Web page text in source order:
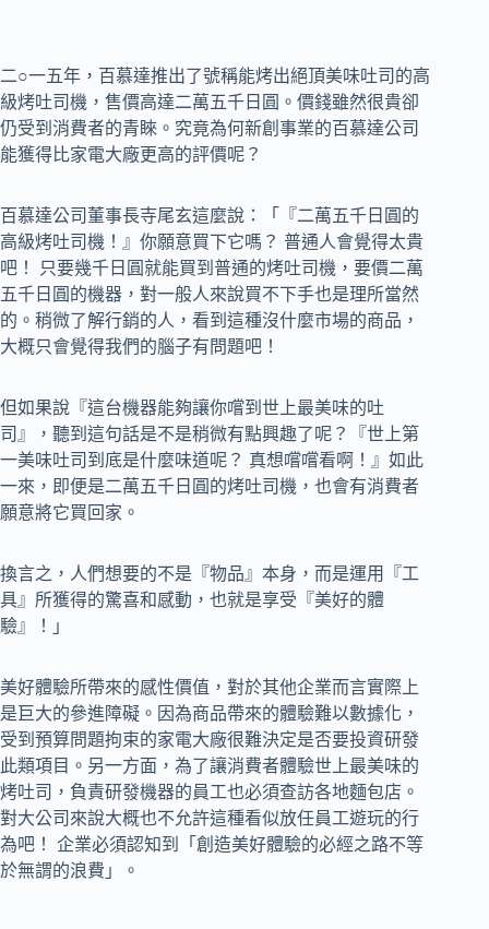
二○一五年，百慕達推出了號稱能烤出絕頂美味吐司的高
級烤吐司機，售價高達二萬五千日圓。價錢雖然很貴卻
仍受到消費者的青睞。究竟為何新創事業的百慕達公司
能獲得比家電大廠更高的評價呢？
百慕達公司董事長寺尾玄這麼說：「『二萬五千日圓的
高級烤吐司機！』你願意買下它嗎？ 普通人會覺得太貴
吧！ 只要幾千日圓就能買到普通的烤吐司機，要價二萬
五千日圓的機器，對一般人來說買不下手也是理所當然
的。稍微了解行銷的人，看到這種沒什麼市場的商品，
大概只會覺得我們的腦子有問題吧！
但如果說『這台機器能夠讓你嚐到世上最美味的吐
司』，聽到這句話是不是稍微有點興趣了呢？『世上第
一美味吐司到底是什麼味道呢？ 真想嚐嚐看啊！』如此
一來，即便是二萬五千日圓的烤吐司機，也會有消費者
願意將它買回家。
換言之，人們想要的不是『物品』本身，而是運用『工
具』所獲得的驚喜和感動，也就是享受『美好的體
驗』！」
美好體驗所帶來的感性價值，對於其他企業而言實際上
是巨大的參進障礙。因為商品帶來的體驗難以數據化，
受到預算問題拘束的家電大廠很難決定是否要投資研發
此類項目。另一方面，為了讓消費者體驗世上最美味的
烤吐司，負責研發機器的員工也必須查訪各地麵包店。
對大公司來說大概也不允許這種看似放任員工遊玩的行
為吧！ 企業必須認知到「創造美好體驗的必經之路不等
於無謂的浪費」。